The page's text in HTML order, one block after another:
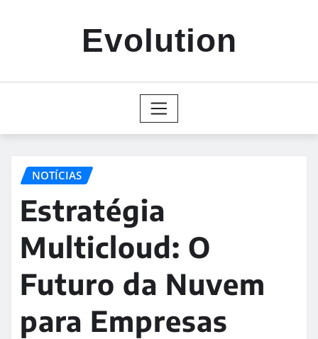
Evolution
NOTÍCIAS
Estratégia
Multicloud: O
Futuro da Nuvem
para Empresas